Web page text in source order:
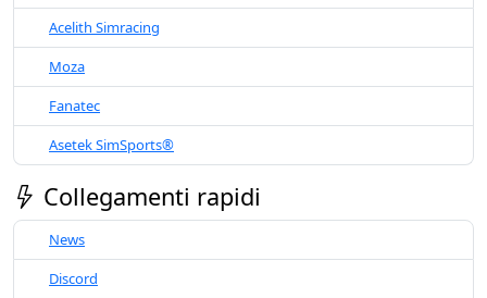
Acelith Simracing
Moza
Fanatec
Asetek SimSports®
Collegamenti rapidi
News
Discord